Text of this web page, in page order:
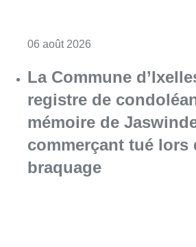
06 août 2026
La Commune
registre de
mémoire de
commerçant tué lors
braquage